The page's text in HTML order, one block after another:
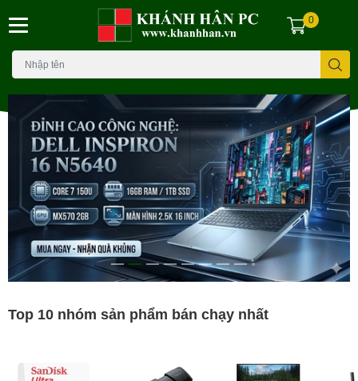
0
Top 10 nhóm sản phẩm bán chạy nhất